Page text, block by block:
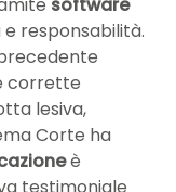
responsabilità.
corrette
lesiva,
Corte ha
è
testimoniale